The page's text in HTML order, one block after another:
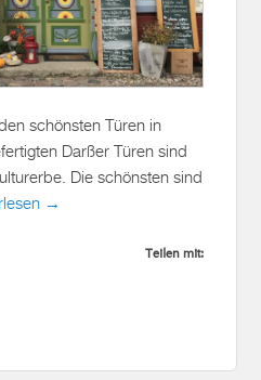
schönsten Türen in
Die schönsten sind
→